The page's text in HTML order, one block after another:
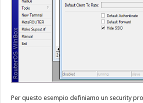
Per questo esempio definiamo un security